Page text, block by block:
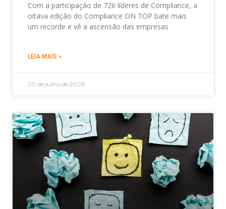
Com a participação de 726 líderes de Compliance, a
oitava edição do Compliance ON TOP bate mais
um recorde e vê a ascensão das empresas
LEIA MAIS »
20 de julho de 2026